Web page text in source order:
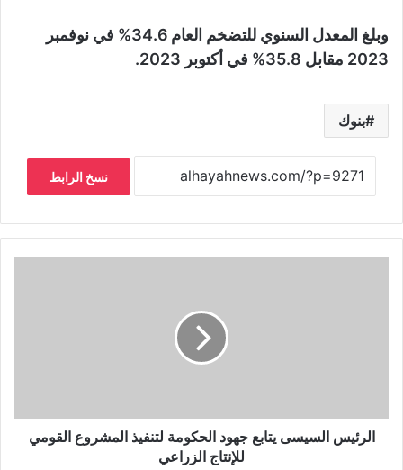
وبلغ المعدل السنوي للتضخم العام 34.6% في نوفمبر
2023 مقابل 35.8% في أكتوبر 2023.
بنوك
نسخ الرابط
الرئيس السيسى يتابع جهود الحكومة لتنفيذ المشروع القومي
للإنتاج الزراعي